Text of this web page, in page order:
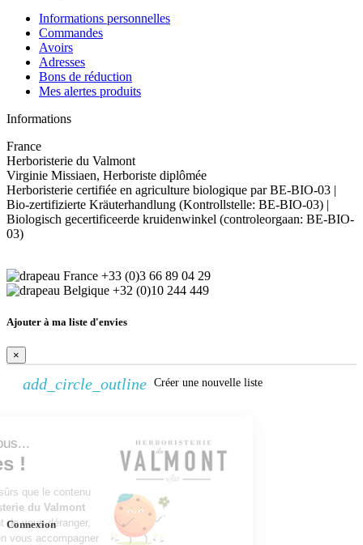
Bonjour c'est nous...
les Cookies !
On a attendu d'être sûrs que le contenu
du site de l'Herboristerie du Valmont
vous intéresse avant de vous déranger,
mais on aimerait bien vous accompagner
Informations personnelles
Commandes
Avoirs
Adresses
Bons de réduction
Mes alertes produits
Informations
France
Herboristerie du Valmont
Virginie Missiaen, Herboriste diplômée
Herboristerie certifiée en agriculture biologique par BE-BIO-03 |
Bio-zertifizierte Kräuterhandlung (Kontrollstelle: BE-BIO-03) |
Biologisch gecertificeerde kruidenwinkel (controleorgaan: BE-BIO-
03)
+33 (0)3 66 89 04 29
+32 (0)10 244 449
Ajouter à ma liste d'envies
×
add_circle_outline Créer une nouvelle liste
Nom de la liste d'envies
Annuler Créer une liste d'envies
Connexion